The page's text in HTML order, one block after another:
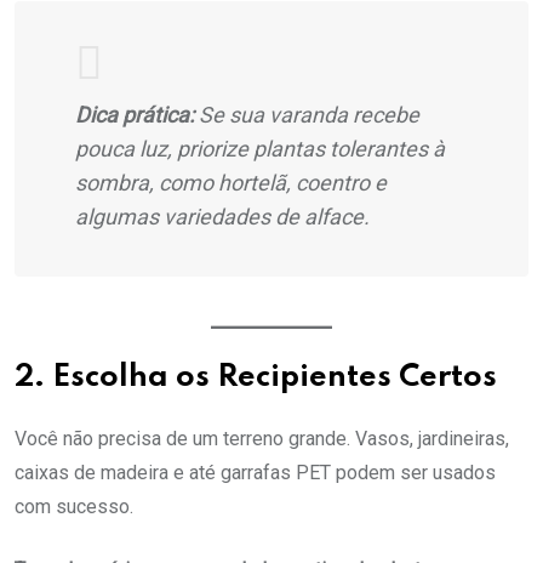
Dica prática:Se sua varanda recebe
pouca luz, priorize plantas tolerantes à
sombra, como hortelã, coentro e
algumas variedades de alface.
2. Escolha os Recipientes Certos
Você não precisa de um terreno grande. Vasos, jardineiras,
caixas de madeira e até garrafas PET podem ser usados
com sucesso.